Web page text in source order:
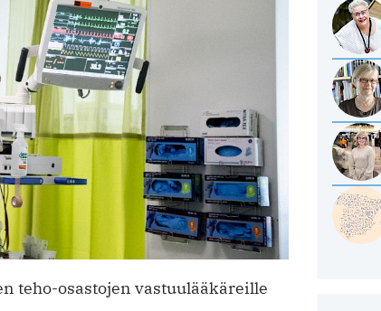
teho-osastojen vastuulääkäreille